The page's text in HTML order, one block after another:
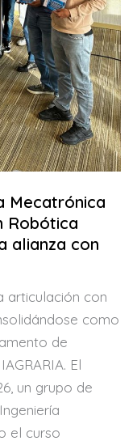
Mecatrónica
Robótica
alianza con
articulación con
como
de
El
un grupo de
el curso